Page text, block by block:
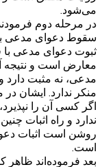
می‌شود.
در مرحله دوم
سقوط دعوای مدعی
ثبوت دعوای مدعی
معارض است و نتیجه
مدعی، نه مثبت
منکر ندارد. ایشان
اگر کسی آن را
ندارد و راه اثبات
روشن است اثبات
است.
بعد فرموده‌اند